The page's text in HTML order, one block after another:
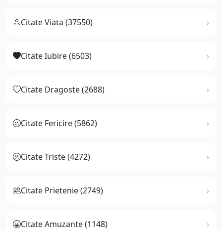
Citate Viata (37550)
Citate Iubire (6503)
Citate Dragoste (2688)
Citate Fericire (5862)
Citate Triste (4272)
Citate Prietenie (2749)
Citate Amuzante (1148)